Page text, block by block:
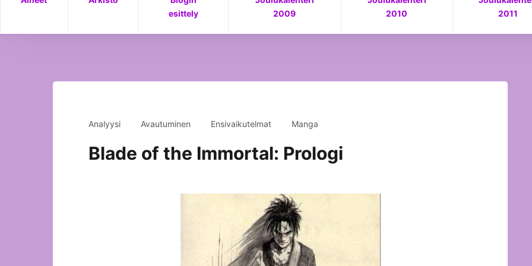
esittely
2009
2010
2011
Analyysi Avautuminen Ensivaikutelmat Manga
Blade of the Immortal: Prologi